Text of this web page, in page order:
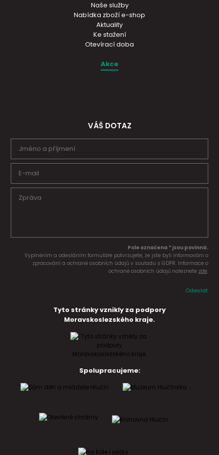
Naše služby
Nabídka zboží e-shop
Aktuality
Ke stažení
Otevírací doba
Akce
VÁŠ DOTAZ
Pole označena * jsou povinná.
Vyplněním a odesláním formuláře potvrzujete, že jste byli informováni o
zpracování a ochraně osobních údajů v souladu s GDPR. Informace o
ochraně osobních údajů naleznete zde.
Odeslat
Tyto stránky vznikly za podpory
Moravskoslezského kraje.
Spolupracujeme: